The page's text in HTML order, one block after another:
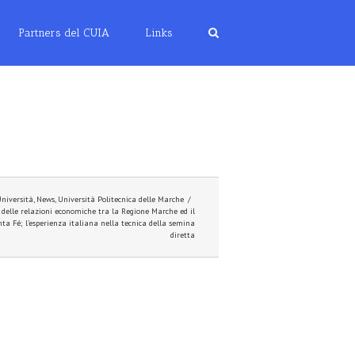
Partners del CUIA Links
, News, Università Politecnica delle Marche /
relazioni economiche tra la Regione Marche ed il
Fé; l’esperienza italiana nella tecnica della semina
diretta